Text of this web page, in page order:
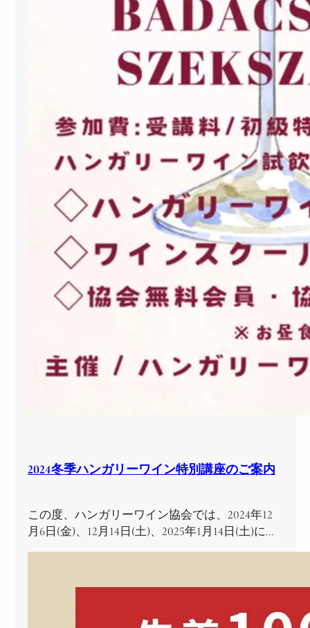
2024冬季ハンガリーワイン特別講座のご案内
この度、ハンガリーワイン協会では、2024年12
月6日(金)、12月14日(土)、2025年1月14日(土)に…